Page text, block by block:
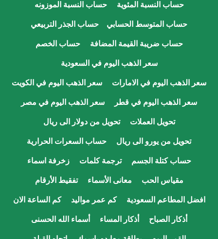
حساب النسبة المئوية حساب النسبة الموزونه
حساب المتوسط الحسابي حساب الجذر التربيعي
حساب ضريبة القيمة المضافة حساب الخصم
سعر الذهب اليوم في السعودية
سعر الذهب اليوم في الامارات سعر الذهب اليوم في الكويت
سعر الذهب اليوم في قطر سعر الذهب اليوم في مصر
تحويل العملات تحويل من دولار الى ريال
تحويل من يورو الى ريال حساب السعرات الحرارية
حساب كتلة الجسم ترجمة كلمات زخرفة اسماء
مقياس الحب معانى الأسماء تفقيط الأرقام
افضل المطاعم السعودية كم عمر مواليد كم الساعة الان
أذكار الصباح أذكار المساء أسماء الله الحسنى